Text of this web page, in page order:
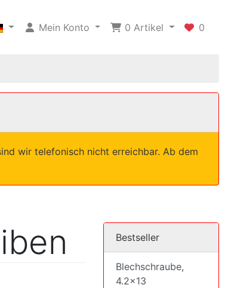
Mein Konto 0 Artikel 0
wir telefonisch nicht erreichbar. Ab dem
Bestseller
Blechschraube,
4.2x13